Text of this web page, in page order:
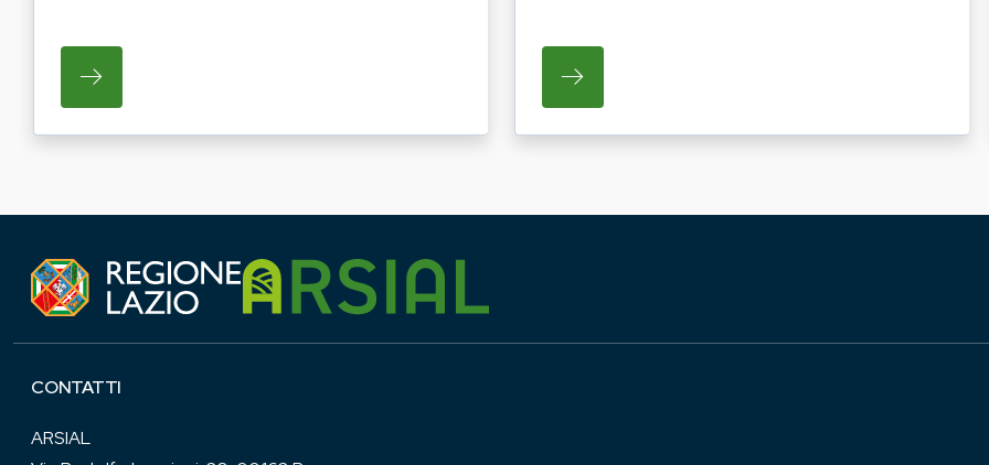
SU REGIONE LAZIO E ARSIAL HANNO AVVIATO LA PROGRAMMAZIONE DELLE INIZIATIVE
SU REGIONE LAZIO E ARSIAL INVITANO
CONTATTI
ARSIAL